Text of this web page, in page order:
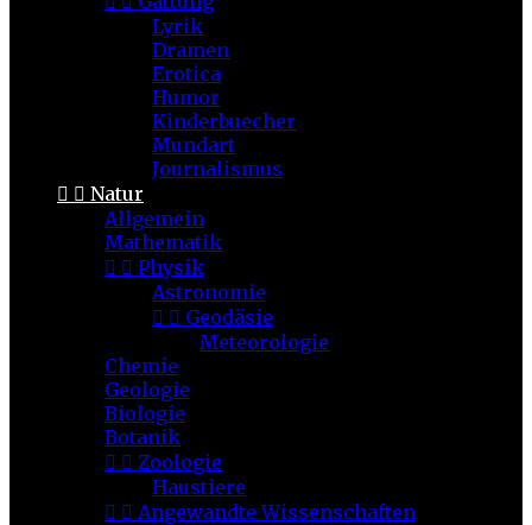
Lyrik
Dramen
Erotica
Humor
Kinderbuecher
Mundart
Journalismus
  Natur
Allgemein
Mathematik
  Physik
Astronomie
  Geodäsie
Meteorologie
Chemie
Geologie
Biologie
Botanik
  Zoologie
Haustiere
  Angewandte Wissenschaften